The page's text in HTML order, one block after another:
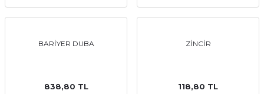
BARİYER DUBA
838,80 TL
ZİNCİR
118,80 TL